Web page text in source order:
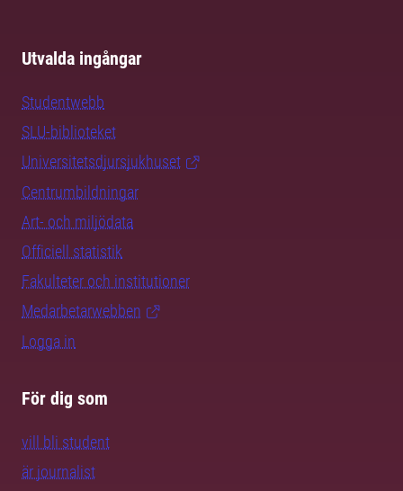
Utvalda ingångar
Studentwebb
SLU-biblioteket
Universitetsdjursjukhuset
Centrumbildningar
Art- och miljödata
Officiell statistik
Fakulteter och institutioner
Medarbetarwebben
Logga in
För dig som
vill bli student
är journalist